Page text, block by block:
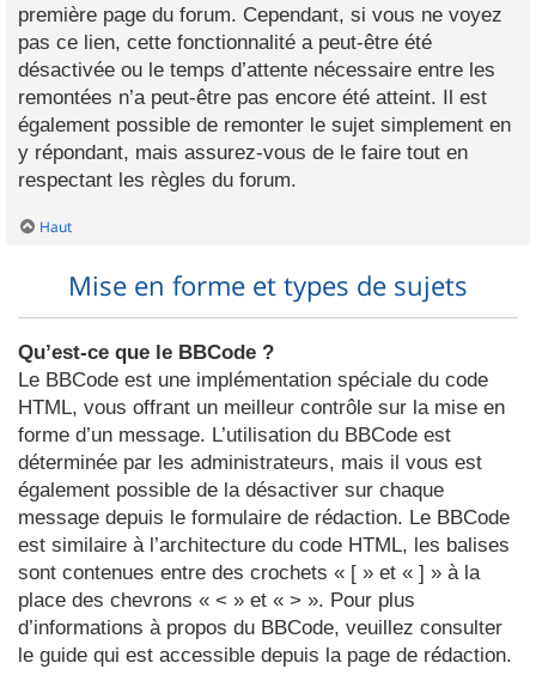
première page du forum. Cependant, si vous ne voyez
pas ce lien, cette fonctionnalité a peut-être été
désactivée ou le temps d’attente nécessaire entre les
remontées n’a peut-être pas encore été atteint. Il est
également possible de remonter le sujet simplement en
y répondant, mais assurez-vous de le faire tout en
respectant les règles du forum.
Haut
Mise en forme et types de sujets
Qu’est-ce que le BBCode ?
Le BBCode est une implémentation spéciale du code
HTML, vous offrant un meilleur contrôle sur la mise en
forme d’un message. L’utilisation du BBCode est
déterminée par les administrateurs, mais il vous est
également possible de la désactiver sur chaque
message depuis le formulaire de rédaction. Le BBCode
est similaire à l’architecture du code HTML, les balises
sont contenues entre des crochets « [ » et « ] » à la
place des chevrons « < » et « > ». Pour plus
d’informations à propos du BBCode, veuillez consulter
le guide qui est accessible depuis la page de rédaction.